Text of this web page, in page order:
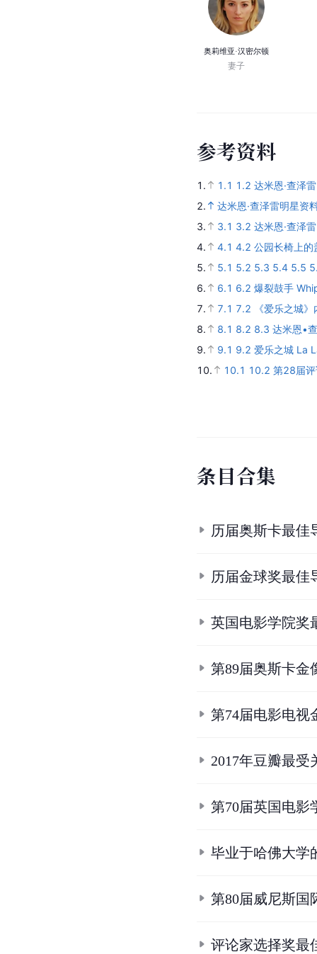
奥莉维亚·汉密尔顿
妻子
参考资料
1. 1.1 1.2 达米恩·查泽
2.
达米恩·查泽雷明星资
3.
3.1 3.2 达米恩·查泽雷
4.
4.1 4.2 公园长椅上
5.
5.1 5.2 5.3 5.4 5.5
6.
6.1 6.2 爆裂鼓手
7.
7.1 7.2
《爱乐之城
8.
8.1 8.2 8.3 达米恩•
9.
9.1 9.2 爱乐之城 La
10.
10.1 10.2 第28届
条目合集
历届奥斯卡最佳
历届金球奖最佳
英国电影学院奖
第89届奥斯卡金
第74届电影电视
2017年豆瓣最受
第70届英国电影
毕业于哈佛大学
第80届威尼斯国
评论家选择奖最